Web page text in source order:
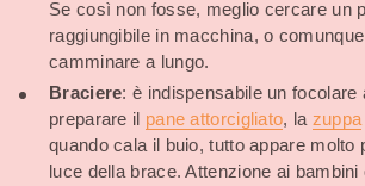
Se così non fosse, meglio cercare un
raggiungibile in macchina, o
camminare a lungo.
Braciere: è indispensabile un focolare
preparare il pane attorcigliato, la zuppa
quando cala il buio, tutto appare molto
luce della brace. Attenzione ai